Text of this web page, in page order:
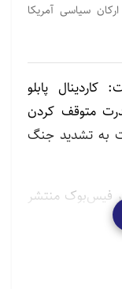
سیاسی آمریکا
کاردینال پابلو
متوقف کردن
به تشدید جنگ
فیس‌بوک منتشر
مبنی بر جنگ
نیست.